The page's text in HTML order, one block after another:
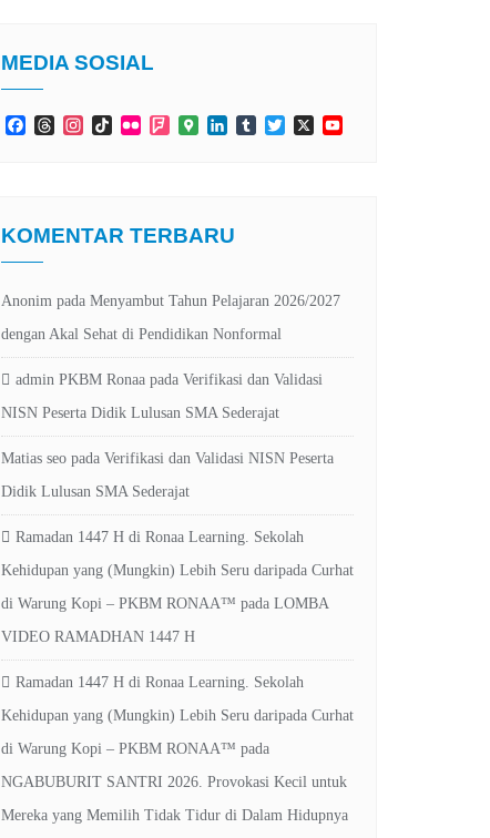
MEDIA SOSIAL
FacebookThreadsInstagramTikTokFlickr Foursquare
GoogleLinkedInTumblrTwitter
X
KOMENTAR TERBARU
Anonim pada Menyambut Tahun Pelajaran 2026/2027
dengan Akal Sehat di Pendidikan Nonformal
admin PKBM Ronaa pada Verifikasi dan Validasi
NISN Peserta Didik Lulusan SMA Sederajat
Matias seo pada Verifikasi dan Validasi NISN Peserta
Didik Lulusan SMA Sederajat
Ramadan 1447 H di Ronaa Learning. Sekolah
Kehidupan yang (Mungkin) Lebih Seru daripada Curhat
di Warung Kopi – PKBM RONAA™ pada LOMBA
VIDEO RAMADHAN 1447 H
Ramadan 1447 H di Ronaa Learning. Sekolah
Kehidupan yang (Mungkin) Lebih Seru daripada Curhat
di Warung Kopi – PKBM RONAA™ pada
NGABUBURIT SANTRI 2026. Provokasi Kecil untuk
Mereka yang Memilih Tidak Tidur di Dalam Hidupnya